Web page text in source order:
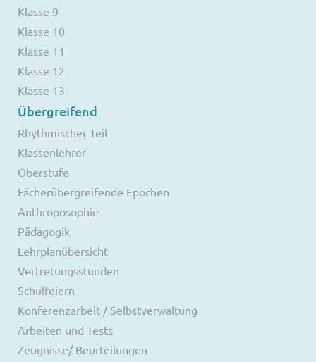
Klasse 9
Klasse 10
Klasse 11
Klasse 12
Klasse 13
Übergreifend
Rhythmischer Teil
Klassenlehrer
Oberstufe
Fächerübergreifende Epochen
Anthroposophie
Pädagogik
Lehrplanübersicht
Vertretungsstunden
Schulfeiern
Konferenzarbeit / Selbstverwaltung
Arbeiten und Tests
Zeugnisse/ Beurteilungen